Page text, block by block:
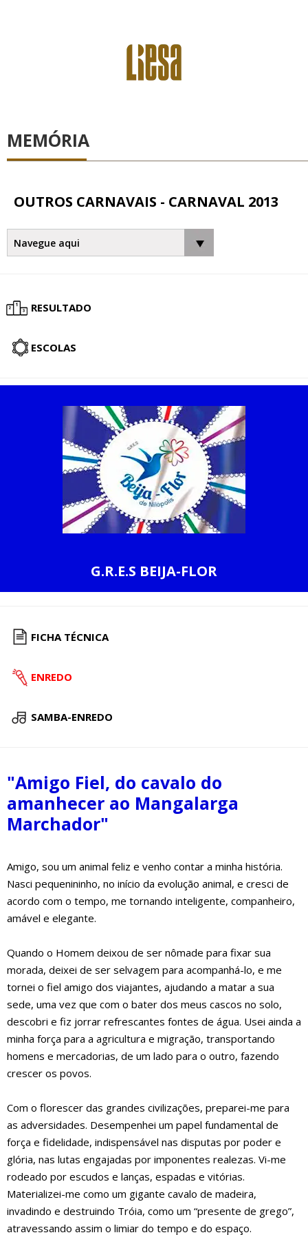
MEMÓRIA
OUTROS CARNAVAIS - CARNAVAL 2013
RESULTADO
ESCOLAS
G.R.E.S BEIJA-FLOR
FICHA TÉCNICA
ENREDO
SAMBA-ENREDO
"Amigo Fiel, do cavalo do
amanhecer ao Mangalarga
Marchador"
Amigo, sou um animal feliz e venho contar a minha história.
Nasci pequenininho, no início da evolução animal, e cresci de
acordo com o tempo, me tornando inteligente, companheiro,
amável e elegante.
Quando o Homem deixou de ser nômade para fixar sua
morada, deixei de ser selvagem para acompanhá-lo, e me
tornei o fiel amigo dos viajantes, ajudando a matar a sua
sede, uma vez que com o bater dos meus cascos no solo,
descobri e fiz jorrar refrescantes fontes de água. Usei ainda a
minha força para a agricultura e migração, transportando
homens e mercadorias, de um lado para o outro, fazendo
crescer os povos.
Com o florescer das grandes civilizações, preparei-me para
as adversidades. Desempenhei um papel fundamental de
força e fidelidade, indispensável nas disputas por poder e
glória, nas lutas engajadas por imponentes realezas. Vi-me
rodeado por escudos e lanças, espadas e vitórias.
Materializei-me como um gigante cavalo de madeira,
invadindo e destruindo Tróia, como um “presente de grego”,
atravessando assim o limiar do tempo e do espaço.